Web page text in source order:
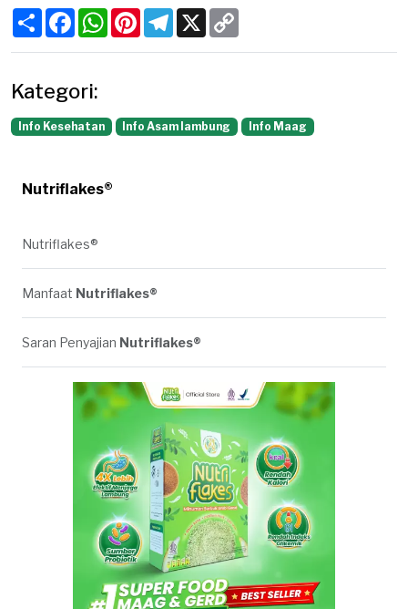
ShareFacebookWhatsApp
PinterestTelegram
X
Kategori:
Info Kesehatan Info Asam lambung Info Maag
Nutriflakes®
Nutriflakes®
Manfaat Nutriflakes®
Saran Penyajian Nutriflakes®